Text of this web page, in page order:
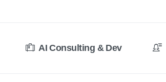
AI Consulting & Dev